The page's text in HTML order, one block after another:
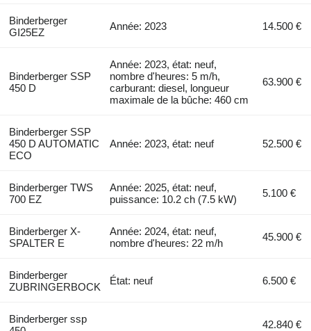
Binderberger
GI25EZ
Année: 2023 14.500 €
Binderberger SSP
450 D
Année: 2023, état: neuf,
nombre d'heures: 5 m/h,
carburant: diesel, longueur
maximale de la bûche: 460 cm
63.900 €
Binderberger SSP
450 D AUTOMATIC
ECO
Année: 2023, état: neuf 52.500 €
Binderberger TWS
700 EZ
Année: 2025, état: neuf,
puissance: 10.2 ch (7.5 kW)
5.100 €
Binderberger X-
SPALTER E
Année: 2024, état: neuf,
nombre d'heures: 22 m/h
45.900 €
Binderberger
ZUBRINGERBOCK
État: neuf 6.500 €
Binderberger ssp
42.840 €